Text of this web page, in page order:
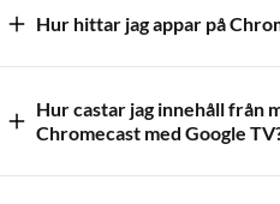
Hur hittar jag appar på
Hur castar jag innehåll från
Chromecast med Google